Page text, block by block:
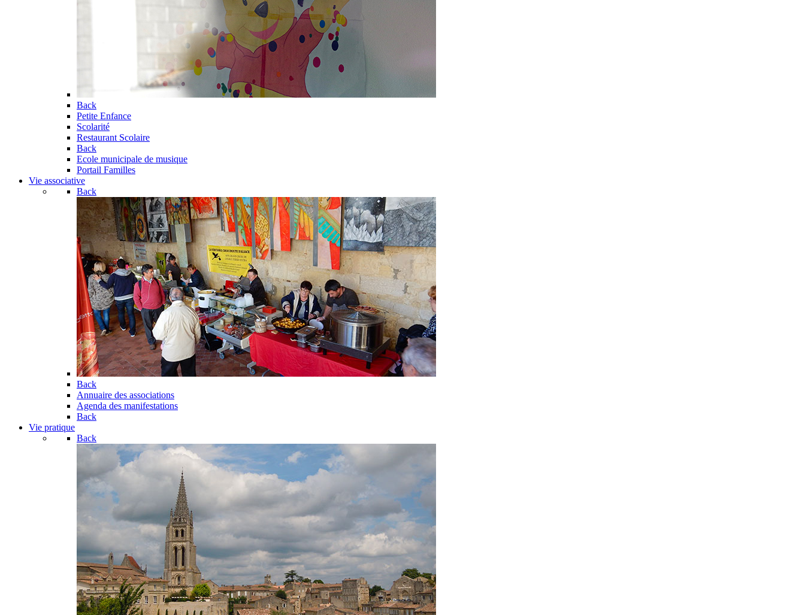
Back
Petite Enfance
Scolarité
Restaurant Scolaire
Back
Ecole municipale de musique
Portail Familles
Vie associative
Back
Back
Annuaire des associations
Agenda des manifestations
Back
Vie pratique
Back